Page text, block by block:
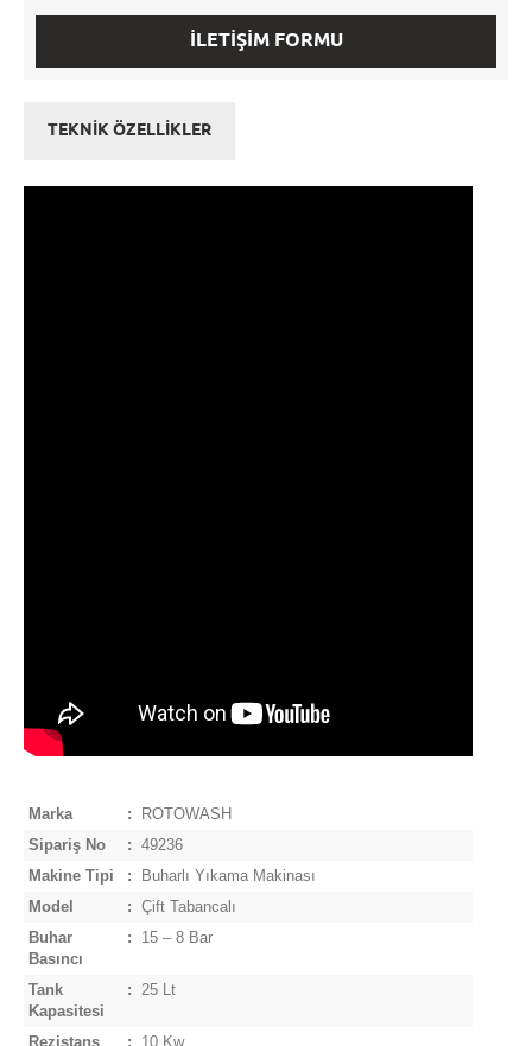
İLETİŞİM FORMU
TEKNİK ÖZELLİKLER
Marka :
ROTOWASH
Sipariş No
:
49236
Makine Tipi
:
Buharlı Yıkama Makinası
Model
:
Çift Tabancalı
Buhar
Basıncı
: 15 – 8 Bar
Tank
Kapasitesi
: 25 Lt
Rezistans : 10 Kw